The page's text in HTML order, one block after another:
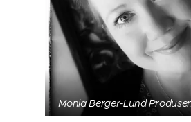
Monia Berger-Lund